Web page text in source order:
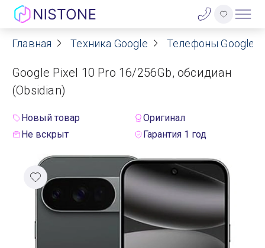
Акции
О нас
Договор оферты
Контакты
Главная Техника Google Телефоны Google
Google Pixel 10 Pro 16/256Gb, обсидиан
(Obsidian)
Новый товар
Оригинал
Не вскрыт
Гарантия 1 год